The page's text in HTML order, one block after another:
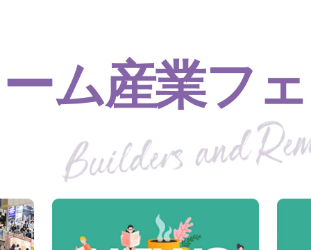
ム産業フ